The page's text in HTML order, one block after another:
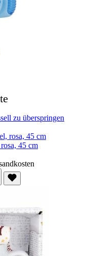
zu überspringen
45 cm